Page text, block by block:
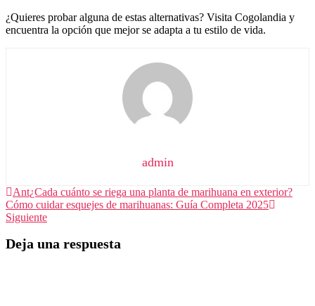
¿Quieres probar alguna de estas alternativas? Visita Cogolandia y
encuentra la opción que mejor se adapta a tu estilo de vida.
admin
Ant¿Cada cuánto se riega una planta de marihuana en exterior?
Cómo cuidar esquejes de marihuanas: Guía Completa 2025
Siguiente
Deja una respuesta